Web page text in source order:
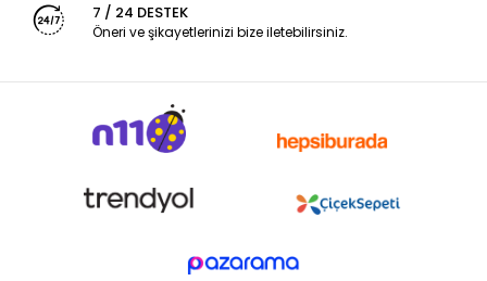
7 / 24 DESTEK
Öneri ve şikayetlerinizi bize iletebilirsiniz.